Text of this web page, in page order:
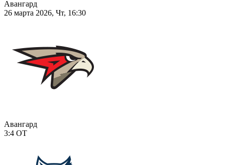
Авангард
26 марта 2026, Чт, 16:30
Авангард
3:4 ОТ